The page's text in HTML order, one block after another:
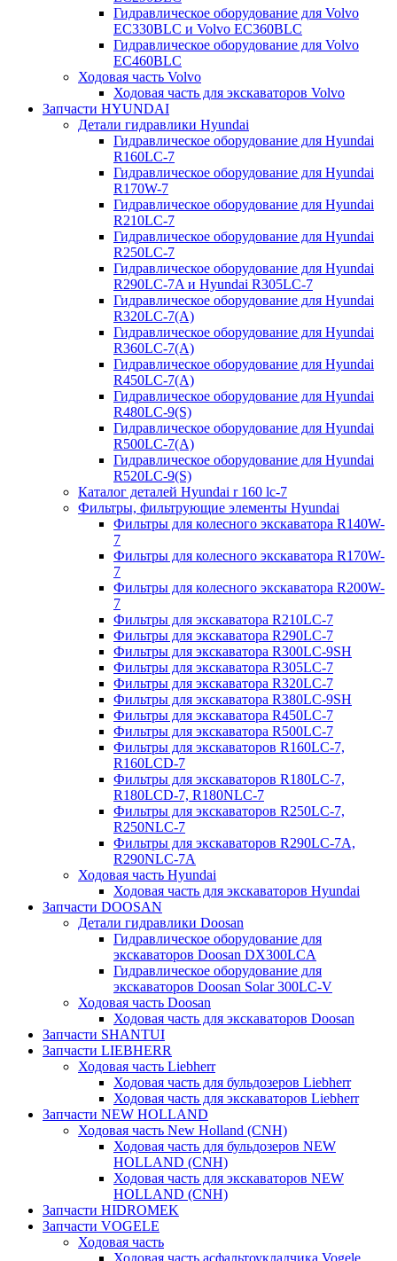
Гидравлическое оборудование для Volvo
EC330BLC и Volvo EC360BLC
Гидравлическое оборудование для Volvo
EC460BLC
Ходовая часть Volvo
Ходовая часть для экскаваторов Volvo
Запчасти HYUNDAI
Детали гидравлики Hyundai
Гидравлическое оборудование для Hyundai
R160LC-7
Гидравлическое оборудование для Hyundai
R170W-7
Гидравлическое оборудование для Hyundai
R210LC-7
Гидравлическое оборудование для Hyundai
R250LC-7
Гидравлическое оборудование для Hyundai
R290LC-7A и Hyundai R305LC-7
Гидравлическое оборудование для Hyundai
R320LC-7(A)
Гидравлическое оборудование для Hyundai
R360LC-7(A)
Гидравлическое оборудование для Hyundai
R450LC-7(A)
Гидравлическое оборудование для Hyundai
R480LC-9(S)
Гидравлическое оборудование для Hyundai
R500LC-7(A)
Гидравлическое оборудование для Hyundai
R520LC-9(S)
Каталог деталей Hyundai r 160 lc-7
Фильтры, фильтрующие элементы Hyundai
Фильтры для колесного экскаватора R140W-
7
Фильтры для колесного экскаватора R170W-
7
Фильтры для колесного экскаватора R200W-
7
Фильтры для экскаватора R210LC-7
Фильтры для экскаватора R290LC-7
Фильтры для экскаватора R300LC-9SH
Фильтры для экскаватора R305LC-7
Фильтры для экскаватора R320LC-7
Фильтры для экскаватора R380LC-9SH
Фильтры для экскаватора R450LC-7
Фильтры для экскаватора R500LC-7
Фильтры для экскаваторов R160LC-7,
R160LCD-7
Фильтры для экскаваторов R180LC-7,
R180LCD-7, R180NLC-7
Фильтры для экскаваторов R250LC-7,
R250NLC-7
Фильтры для экскаваторов R290LC-7A,
R290NLC-7A
Ходовая часть Hyundai
Ходовая часть для экскаваторов Hyundai
Запчасти DOOSAN
Детали гидравлики Doosan
Гидравлическое оборудование для
экскаваторов Doosan DX300LCA
Гидравлическое оборудование для
экскаваторов Doosan Solar 300LC-V
Ходовая часть Doosan
Ходовая часть для экскаваторов Doosan
Запчасти SHANTUI
Запчасти LIEBHERR
Ходовая часть Liebherr
Ходовая часть для бульдозеров Liebherr
Ходовая часть для экскаваторов Liebherr
Запчасти NEW HOLLAND
Ходовая часть New Holland (CNH)
Ходовая часть для бульдозеров NEW
HOLLAND (CNH)
Ходовая часть для экскаваторов NEW
HOLLAND (CNH)
Запчасти HIDROMEK
Запчасти VOGELE
Ходовая часть
Ходовая часть асфальтоукладчика Vogele